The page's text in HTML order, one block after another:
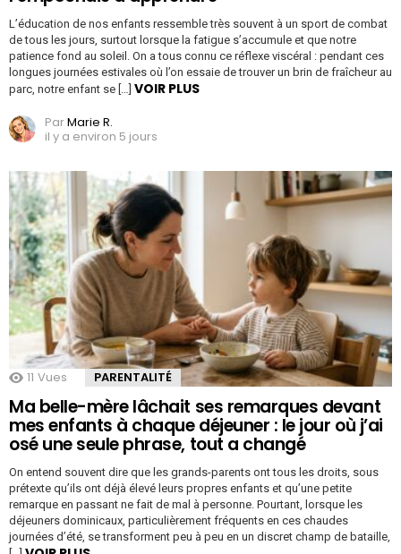
L’éducation de nos enfants ressemble très souvent à un sport de combat
de tous les jours, surtout lorsque la fatigue s’accumule et que notre
patience fond au soleil. On a tous connu ce réflexe viscéral : pendant ces
longues journées estivales où l’on essaie de trouver un brin de fraîcheur au
parc, notre enfant se […] VOIR PLUS
ParMarie R.
il y a environ 5 jours
11 Vues PARENTALITÉ
Ma belle-mère lâchait ses remarques devant
mes enfants à chaque déjeuner : le jour où j’ai
osé une seule phrase, tout a changé
On entend souvent dire que les grands-parents ont tous les droits, sous
prétexte qu’ils ont déjà élevé leurs propres enfants et qu’une petite
remarque en passant ne fait de mal à personne. Pourtant, lorsque les
déjeuners dominicaux, particulièrement fréquents en ces chaudes
journées d’été, se transforment peu à peu en un discret champ de bataille,